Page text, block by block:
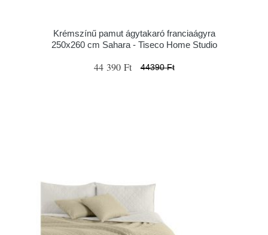
Krémszínű pamut ágytakaró franciaágyra
250x260 cm Sahara - Tiseco Home Studio
44 390 Ft 44390 Ft